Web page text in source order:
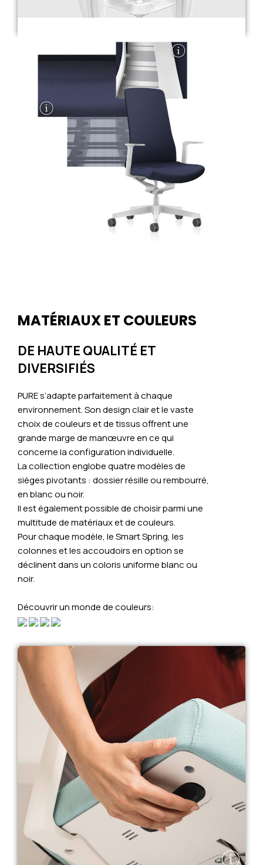
MATÉRIAUX ET COULEURS
DE HAUTE QUALITÉ ET
DIVERSIFIÉS
PURE s’adapte parfaitement à chaque
environnement. Son design clair et le vaste
choix de couleurs et de tissus offrent une
grande marge de manœuvre en ce qui
concerne la configuration individuelle.
La collection englobe quatre modèles de
sièges pivotants : dossier résille ou rembourré,
en blanc ou noir.
Il est également possible de choisir parmi une
multitude de matériaux et de couleurs.
Pour chaque modèle, le Smart Spring, les
colonnes et les accoudoirs en option se
déclinent dans un coloris uniforme blanc ou
noir.
Découvrir un monde de couleurs: